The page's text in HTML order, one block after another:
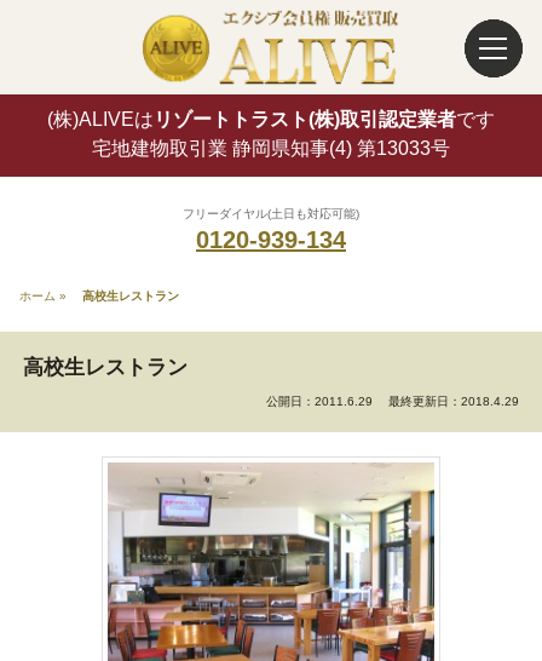
(株)ALIVEは リゾートトラスト(株)取引認定業者です
宅地建物取引業 静岡県知事(4) 第13033号
フリーダイヤル(土日も対応可能)
0120-939-134
ホーム » 高校生レストラン
高校生レストラン
公開日：2011.6.29 最終更新日：2018.4.29